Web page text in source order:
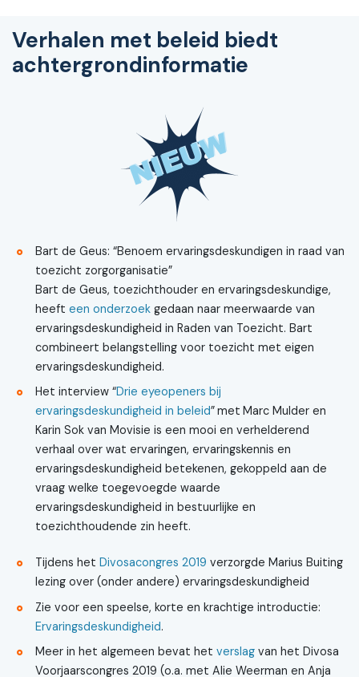
Verhalen met beleid biedt
achtergrondinformatie
Bart de Geus: “Benoem ervaringsdeskundigen in raad van
toezicht zorgorganisatie”
Bart de Geus, toezichthouder en ervaringsdeskundige,
heeft een onderzoekgedaan naar meerwaarde van
ervaringsdeskundigheid in Raden van Toezicht. Bart
combineert belangstelling voor toezicht met eigen
ervaringsdeskundigheid.
Het interview “Drie eyeopeners bij
ervaringsdeskundigheid in beleid”met Marc Mulder en
Karin Sok van Movisie is een mooi en verhelderend
verhaal over wat ervaringen, ervaringskennis en
ervaringsdeskundigheid betekenen, gekoppeld aan de
vraag welke toegevoegde waarde
ervaringsdeskundigheid in bestuurlijke en
toezichthoudende zin heeft.
Tijdens het Divosacongres 2019 verzorgde Marius Buiting
lezing over (onder andere) ervaringsdeskundigheid
Zie voor een speelse, korte en krachtige introductie:
Ervaringsdeskundigheid.
Meer in het algemeen bevat het verslagvan het Divosa
Voorjaarscongres 2019 (o.a. met Alie Weerman en Anja